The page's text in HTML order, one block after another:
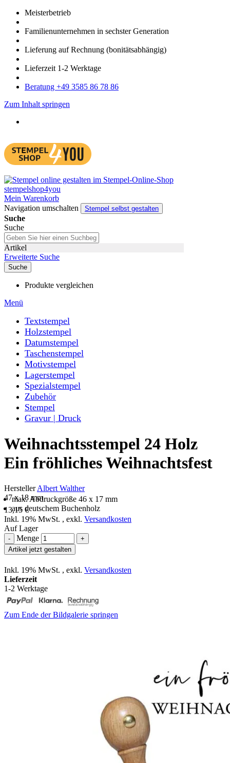
Meister­betrieb
Familien­unter­nehmen in sechster Gene­ration
Lieferung auf Rech­nung (bonitätsabhängig)
Liefer­zeit 1-2 Werk­tage
Bera­tung +49 3585 86 78 86
Zum Inhalt springen
Mein Warenkorb
Navigation umschalten
Stempel selbst gestalten
Suche
Suche
Artikel
Erweiterte Suche
Suche
Produkte vergleichen
Menü
Textstempel
Holzstempel
Datumstempel
Taschenstempel
Motivstempel
Lagerstempel
Spezialstempel
Zubehör
Stempel
Gravur | Druck
Weihnachtsstempel 24 Holz
Ein fröhliches Weihnachtsfest
HerstellerAlbert Walther
47 x 18 mm
max. Abdruckgröße 46 x 17 mm
aus deutschem Buchenholz
13,15 €
Inkl. 19% MwSt. , exkl. Versandkosten
Auf Lager
- Menge
+
Artikel jetzt gestalten
Inkl. 19% MwSt. , exkl. Versandkosten
Lieferzeit
1-2 Werktage
Zum Ende der Bildgalerie springen